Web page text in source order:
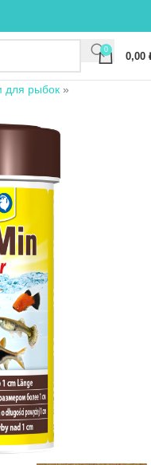
0
0,00
для рыбок »